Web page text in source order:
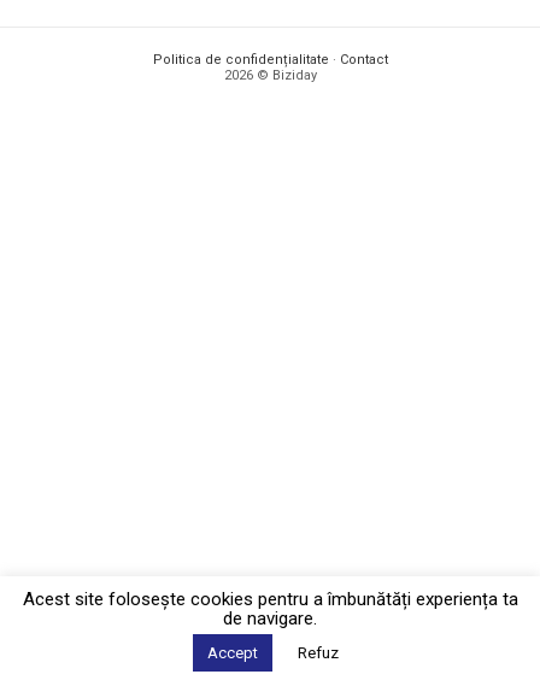
Politica de confidențialitate · Contact
2026 © Biziday
Acest site foloseşte cookies pentru a îmbunătăți experiența ta
de navigare.
Accept Refuz